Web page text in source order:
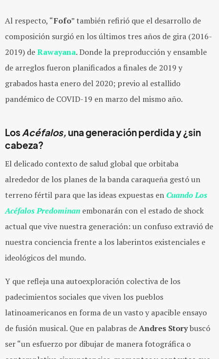
Al respecto, “Fofo” también refirió que el desarrollo de
composición surgió en los últimos tres años de gira (2016-
2019) deRawayana. Donde la preproducción y ensamble
de arreglos fueron planificados a finales de 2019 y
grabados hasta enero del 2020; previo al estallido
pandémico de COVID-19 en marzo del mismo año.
Los Acéfalos, unageneración perdida y ¿sin
cabeza?
El delicado contexto de salud global que orbitaba
alrededor de los planes de la banda caraqueña gestó un
terreno fértil para que las ideas expuestas en Cuando Los
Acéfalos Predominan embonarán con el estado de shock
actual que vive nuestra generación: un confuso extravió de
nuestra conciencia frente a los laberintos existenciales e
ideológicos del mundo.
Y que refleja una autoexploración colectiva de los
padecimientos sociales que viven los pueblos
latinoamericanos en forma de un vasto y apacible ensayo
de fusión musical. Que en palabras deAndres Storybuscó
ser “un esfuerzo por dibujar de manera fotográfica o